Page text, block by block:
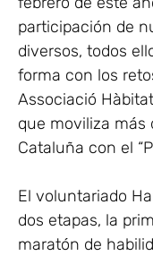
participación de
diversos, todos
forma con los
Associació
que moviliza más
Cataluña con el
El voluntariado
dos etapas, la
maratón de